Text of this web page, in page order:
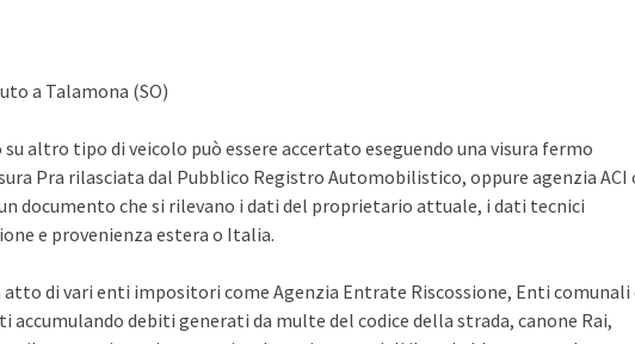
a Talamona (SO)
altro tipo di veicolo può essere accertato eseguendo una visura fermo
Pra rilasciata dal Pubblico Registro Automobilistico, oppure agenzia ACI
documento che si rilevano i dati del proprietario attuale, i dati tecnici
e provenienza estera o Italia.
atto di vari enti impositori come Agenzia Entrate Riscossione, Enti comunali
debiti generati da multe del codice della strada, canone Rai,